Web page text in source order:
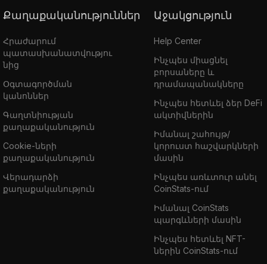
Քաղաքականություններ
Հրաժարում
պատասխանատվությու
նից
Օգտագործման
կանոններ
Գաղտնիության
քաղաքականություն
Cookie-ների
քաղաքականություն
Վերադարձի
քաղաքականություն
Աջակցություն
Help Center
Ինչպես միացնել
բորսաները և
դրամապանակները
Ինչպես հետևել ձեր DeFi
ակտիվներին
Իմանալ շահույթ/
կորուստ հաշվարկների
մասին
Ինչպես առևտուր անել
CoinStats-ում
Իմանալ CoinStats
պարգևների մասին
Ինչպես հետևել NFT-
ներին CoinStats-ում